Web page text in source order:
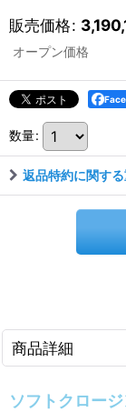
販売価格:
オープン価格
数量:
返品特約に関す
商品詳細
ソフトクロー